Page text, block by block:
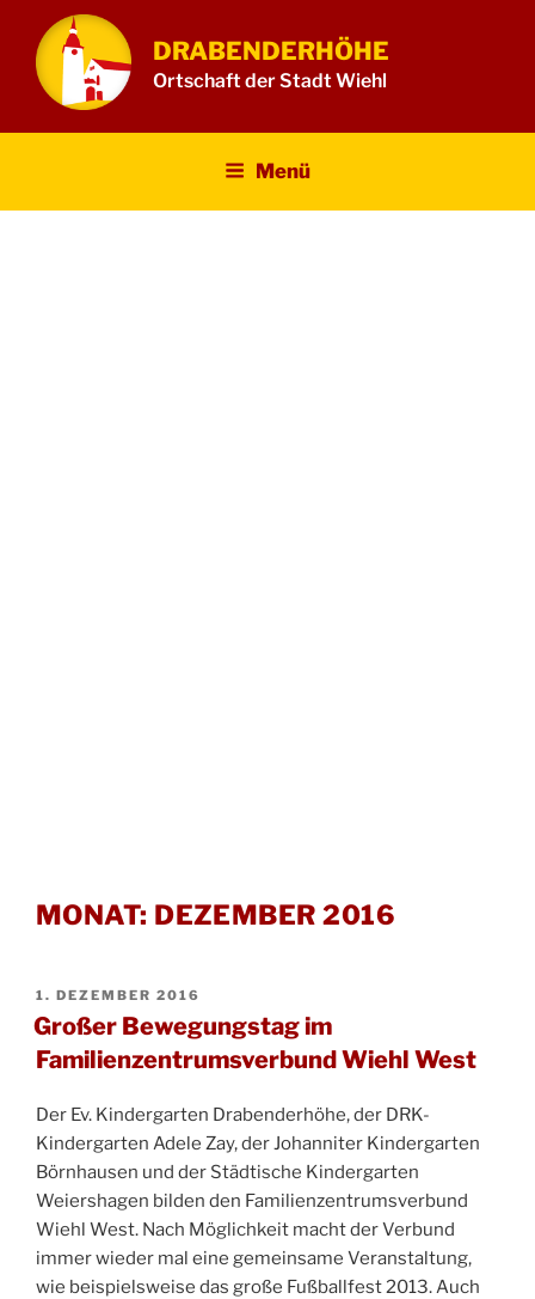
Inhalt
springen
DRABENDERHÖHE
Ortschaft der Stadt Wiehl
Menü
MONAT: DEZEMBER 2016
VERÖFFENTLICHT
AM
1. DEZEMBER 2016
Großer Bewegungstag im
Familienzentrumsverbund Wiehl West
Der Ev. Kindergarten Drabenderhöhe, der DRK-
Kindergarten Adele Zay, der Johanniter Kindergarten
Börnhausen und der Städtische Kindergarten
Weiershagen bilden den Familienzentrumsverbund
Wiehl West. Nach Möglichkeit macht der Verbund
immer wieder mal eine gemeinsame Veranstaltung,
wie beispielsweise das große Fußballfest 2013. Auch